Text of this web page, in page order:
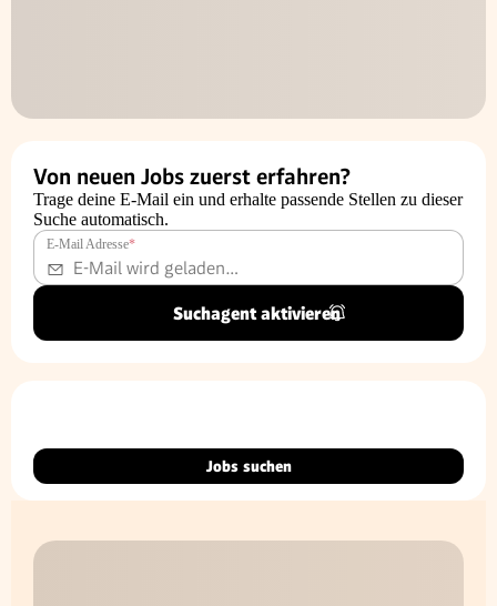
Von neuen Jobs zuerst erfahren?
Trage deine E-Mail ein und erhalte passende Stellen zu dieser
Suche automatisch.
E-Mail Adresse*
Suchagent aktivieren
Jobs suchen